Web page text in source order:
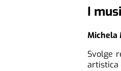
I
Michela
Svolge
artistica